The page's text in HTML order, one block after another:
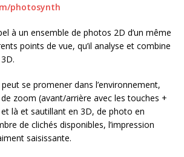
photosynth
à un ensemble de photos 2D d’un même
points de vue, qu’il analyse et combine
peut se promener dans l’environnement,
zoom (avant/arrière avec les touches +
là et sautillant en 3D, de photo en
de clichés disponibles, l’impression
saisissante.